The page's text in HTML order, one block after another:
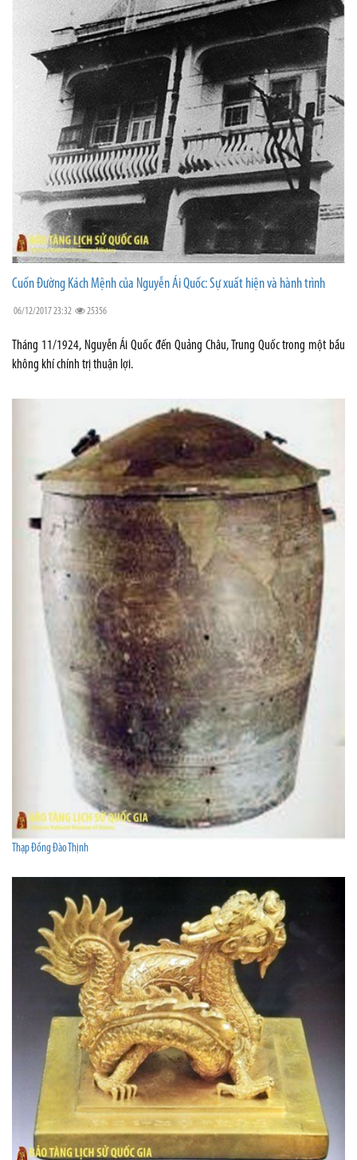
Cuốn Đường Kách Mệnh của Nguyễn Ái Quốc: Sự xuất hiện và hành trình
06/12/2017 23:32 25356
Tháng 11/1924, Nguyễn Ái Quốc đến Quảng Châu, Trung Quốc trong một bầu
không khí chính trị thuận lợi.
Thạp Đồng Đào Thịnh